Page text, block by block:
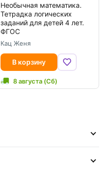
Необычная математика.
Тетрадка логических
заданий для детей 4 лет.
ФГОС
Кац Женя
В корзину
8 августа (Сб)